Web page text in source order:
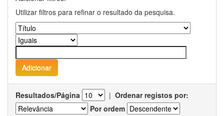
Utilizar filtros para refinar o resultado da pesquisa.
Resultados/Página | Ordenar registos por:
Por ordem